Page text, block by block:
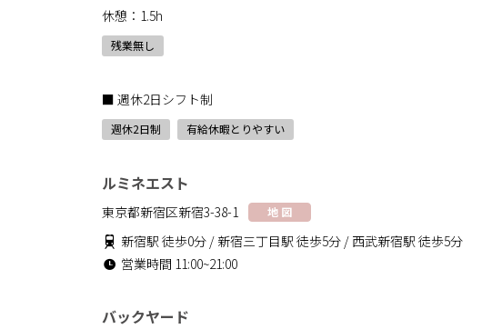
休憩：1.5h
残業無し
■ 週休2日シフト制
週休2日制 有給休暇とりやすい
ルミネエスト
東京都新宿区新宿3-38-1 地 図
新宿駅 徒歩0分 / 新宿三丁目駅 徒歩5分 / 西武新宿駅 徒歩5分
営業時間 11:00~21:00
バックヤード